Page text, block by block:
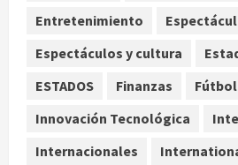
3
Pronostican
Femenil sobre
agosto 8, 2026
Entretenimiento
Espectáculos y cultura
ESTADOS
Finanzas
Fútbol
Innovación Tecnológica
Internacionales